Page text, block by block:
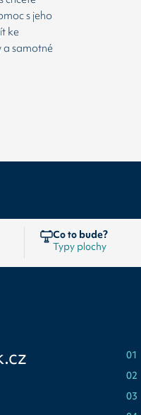
s jeho
ke
a samotné
Co to bude?
01
02
03